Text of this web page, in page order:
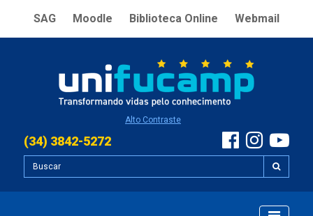
SAG Moodle Biblioteca Online Webmail
Alto Contraste
(34) 3842-5272